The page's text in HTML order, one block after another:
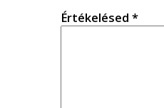
Értékelésed *